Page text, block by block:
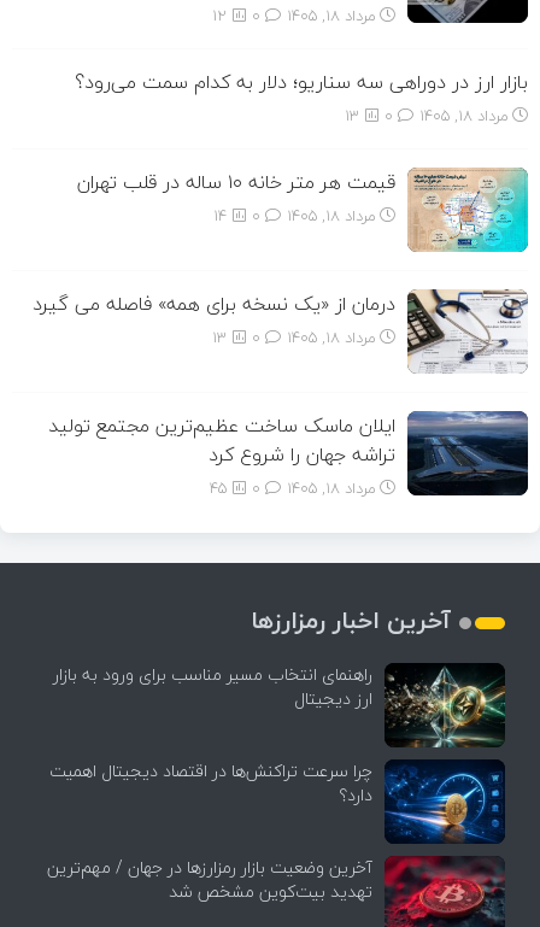
مرداد ۱۸, ۱۴۰۵ 12
بازار ارز در دوراهی سه سناریو؛ دلار به کدام سمت می‌رود؟
مرداد ۱۸, ۱۴۰۵ 13
قیمت هر متر خانه ۱۰ ساله در قلب تهران
مرداد ۱۸, ۱۴۰۵ 14
درمان از «یک نسخه برای همه» فاصله می گیرد
مرداد ۱۸, ۱۴۰۵ 13
ایلان ماسک ساخت عظیم‌ترین مجتمع تولید
تراشه جهان را شروع کرد
مرداد ۱۸, ۱۴۰۵ 45
آخرین اخبار رمزارزها
راهنمای انتخاب مسیر مناسب برای ورود به بازار
ارز دیجیتال
چرا سرعت تراکنش‌ها در اقتصاد دیجیتال اهمیت
دارد؟
آخرین وضعیت بازار رمزارزها در جهان / مهم‌ترین
تهدید بیت‌کوین مشخص شد